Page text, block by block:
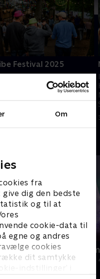
Om
fra
dig den bedste
og til at
cookie-data til
egne og andres
cookies
dit samtykke
indstillinger’ i
Festival 2025
Tusindvis af mennesker
det sjovt med dansk musik
2025 • 24 min
Julelys for
2022 • Livsstil •